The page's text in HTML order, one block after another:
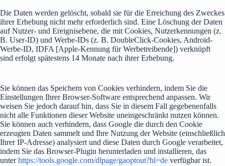
Die Daten werden gelöscht, sobald sie für die Erreichung des Zweckes
ihrer Erhebung nicht mehr erforderlich sind. Eine Löschung der Daten
auf Nutzer- und Ereignisebene, die mit Cookies, Nutzerkennungen (z.
B. User-ID) und Werbe-IDs (z. B. DoubleClick-Cookies, Android-
Werbe-ID, IDFA [Apple-Kennung für Werbetreibende]) verknüpft
sind erfolgt spätestens 14 Monate nach ihrer Erhebung.
Sie können das Speichern von Cookies verhindern, indem Sie die
Einstellungen Ihrer Browser-Software entsprechend anpassen. Wir
weisen Sie jedoch darauf hin, dass Sie in diesem Fall gegebenenfalls
nicht alle Funktionen dieser Website uneingeschränkt nutzen können.
Sie können auch verhindern, dass Google die durch den Cookie
erzeugten Daten sammelt und Ihre Nutzung der Website (einschließlich
Ihrer IP-Adresse) analysiert und diese Daten durch Google verarbeitet,
indem Sie das Browser-Plugin herunterladen und installieren, das
unterhttps://tools.google.com/dlpage/gaoptout?hl=de verfügbar ist.